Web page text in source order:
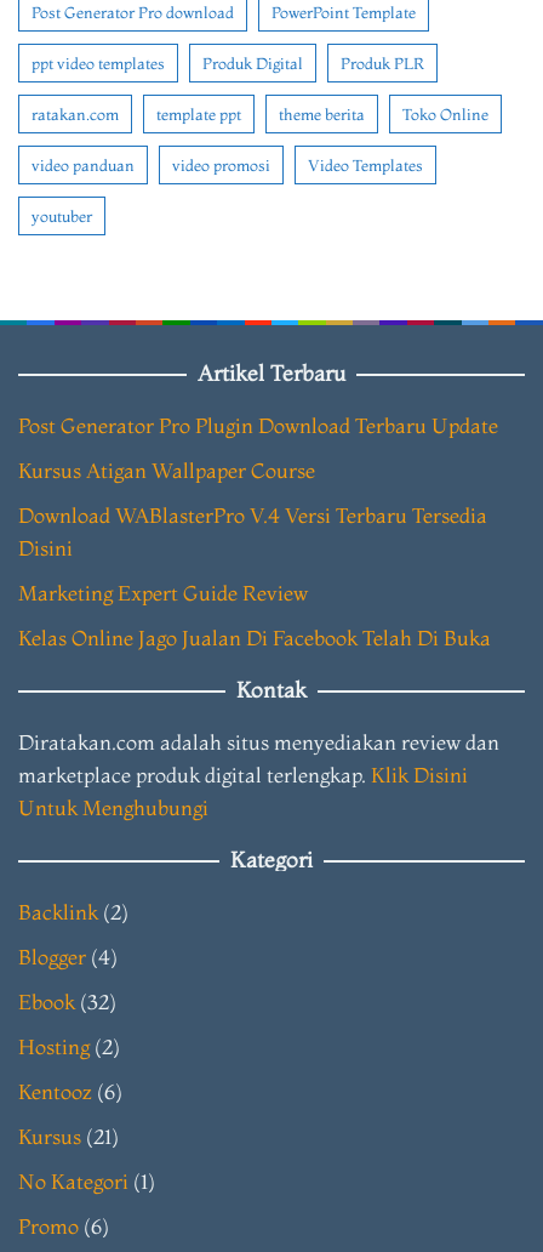
Post Generator Pro download PowerPoint Template
ppt video templates Produk Digital Produk PLR
ratakan.com template ppt theme berita Toko Online
video panduan video promosi Video Templates
youtuber
Artikel Terbaru
Post Generator Pro Plugin Download Terbaru Update
Kursus Atigan Wallpaper Course
Download WABlasterPro V.4 Versi Terbaru Tersedia
Disini
Marketing Expert Guide Review
Kelas Online Jago Jualan Di Facebook Telah Di Buka
Kontak
Diratakan.com adalah situs menyediakan review dan
marketplace produk digital terlengkap. Klik Disini
Untuk Menghubungi
Kategori
Backlink (2)
Blogger (4)
Ebook (32)
Hosting(2)
Kentooz (6)
Kursus (21)
No Kategori (1)
Promo (6)